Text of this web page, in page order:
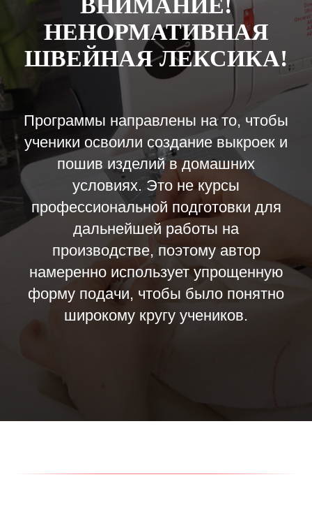
ВНИМАНИЕ!
НЕНОРМАТИВНАЯ
ШВЕЙНАЯ ЛЕКСИКА!
Программы направлены на то, чтобы
ученики освоили создание выкроек и
пошив изделий в домашних
условиях. Это не курсы
профессиональной подготовки для
дальнейшей работы на
производстве, поэтому автор
намеренно использует упрощенную
форму подачи, чтобы было понятно
широкому кругу учеников.